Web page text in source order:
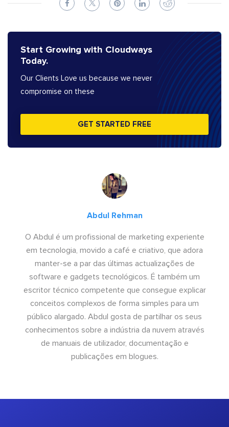
Start Growing with Cloudways
Today.
Our Clients Love us because we never
compromise on these
GET STARTED FREE
Abdul Rehman
O Abdul é um profissional de marketing experiente
em tecnologia, movido a café e criativo, que adora
manter-se a par das últimas actualizações de
software e gadgets tecnológicos. É também um
escritor técnico competente que consegue explicar
conceitos complexos de forma simples para um
público alargado. Abdul gosta de partilhar os seus
conhecimentos sobre a indústria da nuvem através
de manuais de utilizador, documentação e
publicações em blogues.